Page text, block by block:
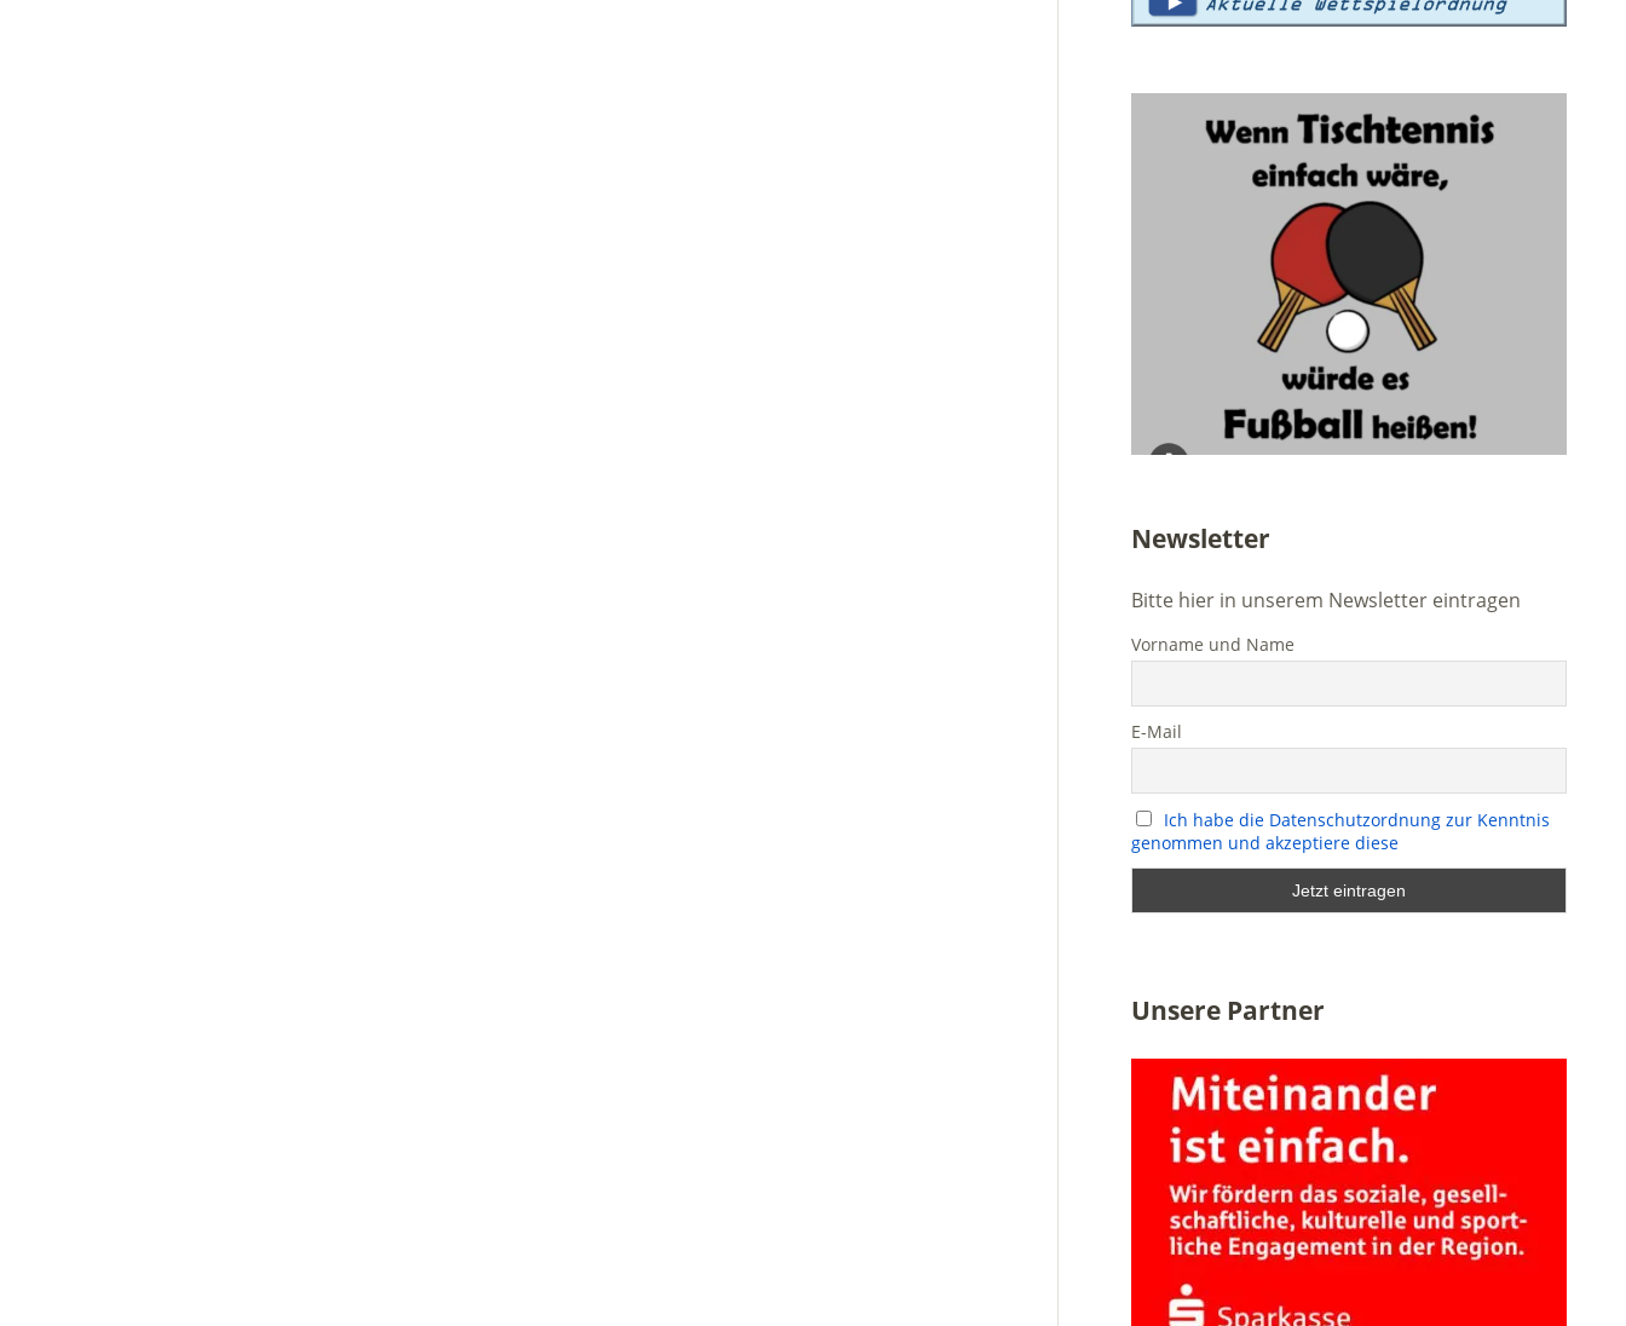
Newsletter
Bitte hier in unserem Newsletter eintragen
Vorname und Name
E-Mail
Ich habe die Datenschutzordnung zur Kenntnis
genommen und akzeptiere diese
Unsere Partner